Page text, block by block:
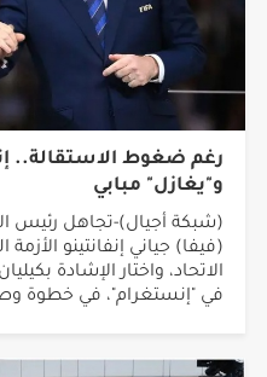
رغم ضغوط الاستقالة..
و"يغازل" مبابي
(شبكة أجيال)-تجاهل رئيس
(فيفا) جياني إنفانتينو
الاتحاد، واختار الإشادة
في "إنستغرام"، في خطوة